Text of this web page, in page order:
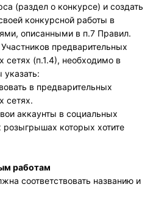
(раздел о конкурсе) и создать
конкурсной работы в
описанными в п.7 Правил.
предварительных
(п.1.4), необходимо в
указать:
в предварительных
сетях.
аккаунты в социальных
розыгрышах которых хотите
работам
соответствовать названию и